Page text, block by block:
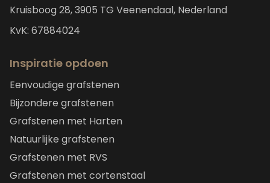
Kruisboog 28, 3905 TG Veenendaal, Nederland
KvK: 67884024
Inspiratie opdoen
Eenvoudige grafstenen
Bijzondere grafstenen
Grafstenen met Harten
Natuurlijke grafstenen
Grafstenen met RVS
Grafstenen met cortenstaal